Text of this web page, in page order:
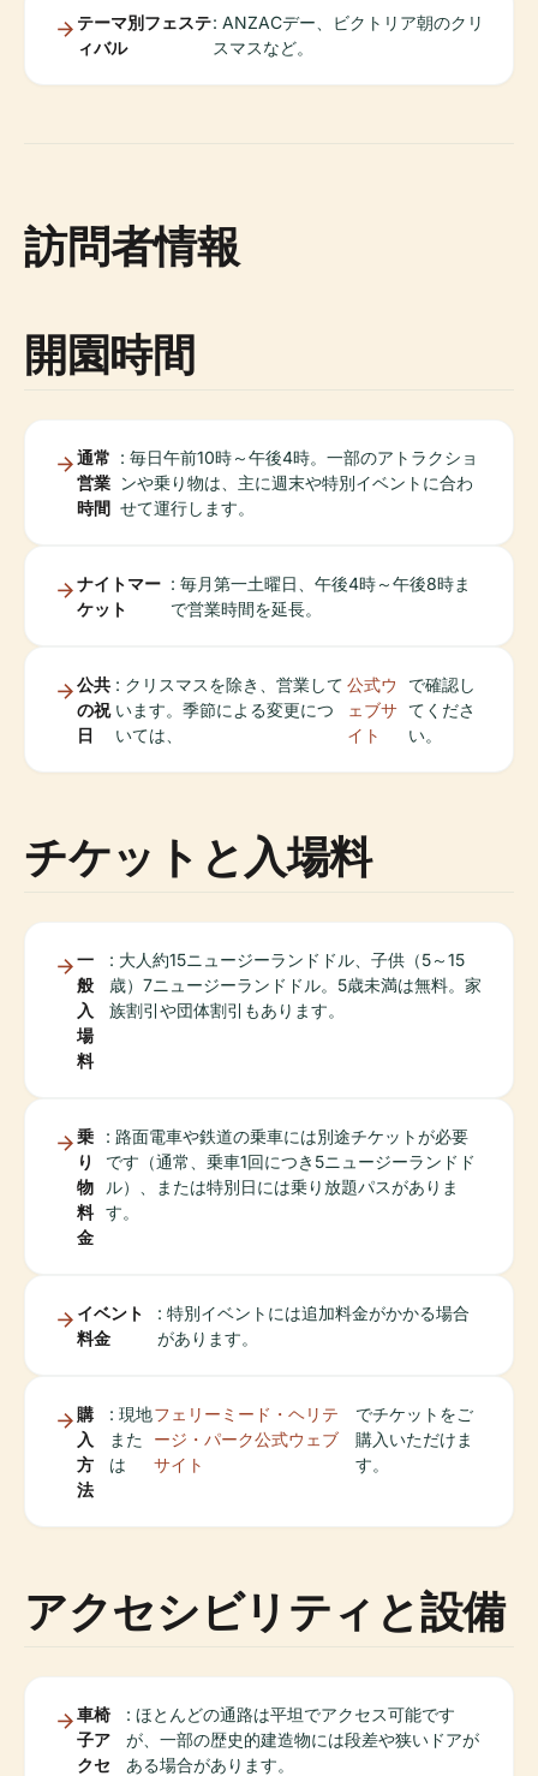
テーマ別フェステ
ィバル
: ANZACデー、ビクトリア朝のクリ
スマスなど。
訪問者情報
開園時間
通常
営業
時間
: 毎日午前10時～午後4時。一部のアトラクショ
ンや乗り物は、主に週末や特別イベントに合わ
せて運行します。
ナイトマー
ケット
: 毎月第一土曜日、午後4時～午後8時ま
で営業時間を延長。
公共
の祝
日
: クリスマスを除き、営業して
います。季節による変更につ
いては、
公式ウ
ェブサ
イト
で確認し
てくださ
い。
チケットと入場料
一
般
入
場
料
: 大人約15ニュージーランドドル、子供（5～15
歳）7ニュージーランドドル。5歳未満は無料。家
族割引や団体割引もあります。
乗
り
物
料
金
: 路面電車や鉄道の乗車には別途チケットが必要
です（通常、乗車1回につき5ニュージーランドド
ル）、または特別日には乗り放題パスがありま
す。
イベント
料金
: 特別イベントには追加料金がかかる場合
があります。
購
入
方
法
: 現地
また
は
フェリーミード・ヘリテ
ージ・パーク公式ウェブ
サイト
でチケットをご
購入いただけま
す。
アクセシビリティと設備
車椅
子ア
クセ
: ほとんどの通路は平坦でアクセス可能です
が、一部の歴史的建造物には段差や狭いドアが
ある場合があります。